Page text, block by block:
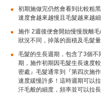
初期施做完仍然會看到比較粗
速度會越來越慢且毛髮越來越細
施作 2週後便會開始慢慢脫離
狀況不同，掉落的面積及毛髮量
毛髮的生長週期，包含了3個
期，施作初期因毛髮生長速度
密處』毛髮通常到『第四次施
速度緩慢許多！這時週期可以
汗毛般的細度，頻率並可以拉